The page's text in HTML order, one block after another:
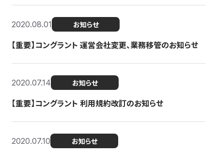
2020.08.01 お知らせ
【重要】コングラント 運営会社変更、業務移管のお知らせ
2020.07.14 お知らせ
【重要】コングラント 利用規約改訂のお知らせ
2020.07.10 お知らせ